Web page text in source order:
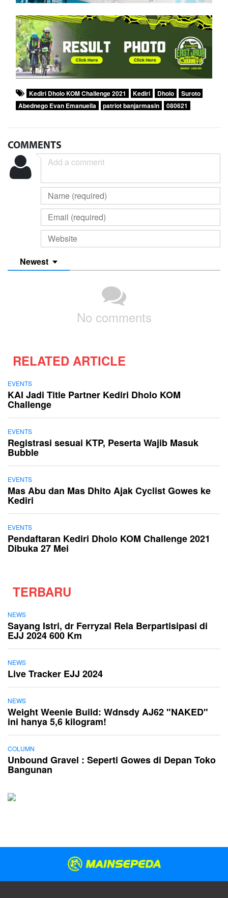
Kediri Dholo KOM Challenge 2021 Kediri Dholo
Suroto
Abednego Evan Emanuella
patriot banjarmasin 080621
COMMENTS
Newest
No comments
RELATED ARTICLE
EVENTS
KAI Jadi Title Partner Kediri Dholo KOM
Challenge
EVENTS
Registrasi sesuai KTP, Peserta Wajib Masuk
Bubble
EVENTS
Mas Abu dan Mas Dhito Ajak Cyclist Gowes ke
Kediri
EVENTS
Pendaftaran Kediri Dholo KOM Challenge 2021
Dibuka 27 Mei
TERBARU
NEWS
Sayang Istri, dr Ferryzal Rela Berpartisipasi di
EJJ 2024 600 Km
NEWS
Live Tracker EJJ 2024
NEWS
Weight Weenie Build: Wdnsdy AJ62 "NAKED"
ini hanya 5,6 kilogram!
COLUMN
Unbound Gravel : Seperti Gowes di Depan Toko
Bangunan